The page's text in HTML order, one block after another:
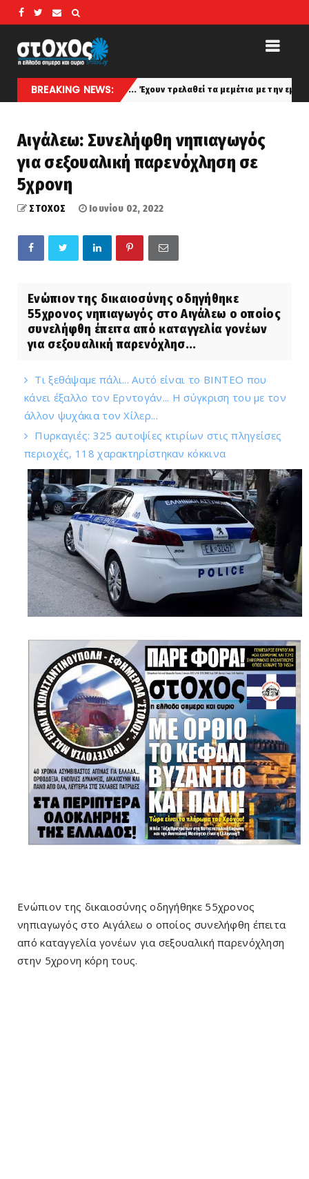
BREAKING NEWS:
Αιγαίο»... Έχουν τρελαθεί τα μεμέτια με την εμπλοκή Γαλλίας στη
Αιγάλεω: Συνελήφθη νηπιαγωγός
για σεξουαλική παρενόχληση σε
5χρονη
ΣΤΟΧΟΣ Ιουνίου 02, 2022
Ενώπιον της δικαιοσύνης οδηγήθηκε
55χρονος νηπιαγωγός στο Αιγάλεω ο οποίος
συνελήφθη έπειτα από καταγγελία γονέων
για σεξουαλική παρενόχλησ...
Τι ξεθάψαμε πάλι... Αυτό είναι το ΒΙΝΤΕΟ που
κάνει έξαλλο τον Ερντογάν... Η σύγκριση του με τον
άλλον ψυχάκια τον Χίλερ...
Πυρκαγιές: 325 αυτοψίες κτιρίων στις πληγείσες
περιοχές, 118 χαρακτηρίστηκαν κόκκινα
Ενώπιον της δικαιοσύνης οδηγήθηκε 55χρονος
νηπιαγωγός στο Αιγάλεω ο οποίος συνελήφθη έπειτα
από καταγγελία γονέων για σεξουαλική παρενόχληση
στην 5χρονη κόρη τους.